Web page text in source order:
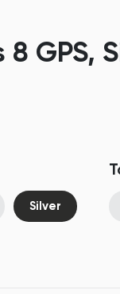
GPS,
Silver